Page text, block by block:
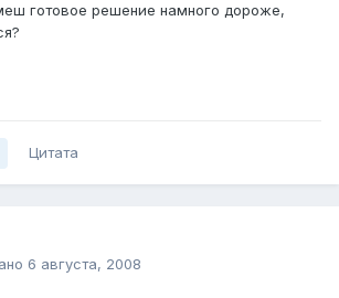
готовое решение намного дороже,
Цитата
6 августа, 2008